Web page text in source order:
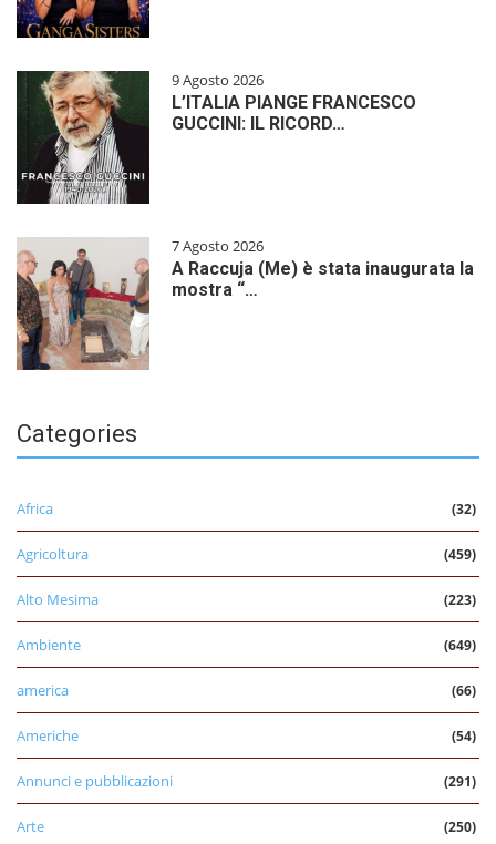
9 Agosto 2026
L’ITALIA PIANGE FRANCESCO
GUCCINI: IL RICORD…
7 Agosto 2026
A Raccuja (Me) è stata inaugurata la
mostra “…
Categories
Africa (32)
Agricoltura (459)
Alto Mesima (223)
Ambiente (649)
america (66)
Americhe (54)
Annunci e pubblicazioni (291)
Arte (250)